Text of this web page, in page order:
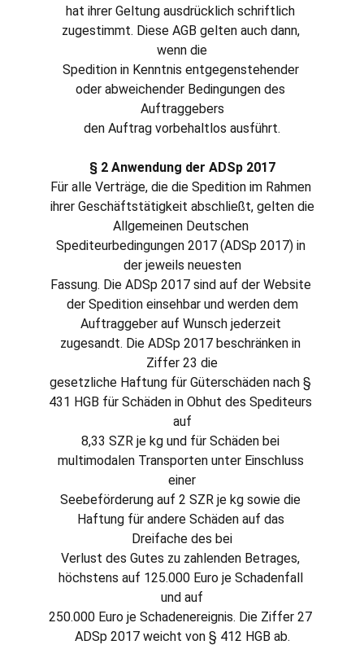
hat ihrer Geltung ausdrücklich schriftlich
zugestimmt. Diese AGB gelten auch dann,
wenn die
Spedition in Kenntnis entgegenstehender
oder abweichender Bedingungen des
Auftraggebers
den Auftrag vorbehaltlos ausführt.
§ 2 Anwendung der ADSp 2017
Für alle Verträge, die die Spedition im Rahmen
ihrer Geschäftstätigkeit abschließt, gelten die
Allgemeinen Deutschen
Spediteurbedingungen 2017 (ADSp 2017) in
der jeweils neuesten
Fassung. Die ADSp 2017 sind auf der Website
der Spedition einsehbar und werden dem
Auftraggeber auf Wunsch jederzeit
zugesandt. Die ADSp 2017 beschränken in
Ziffer 23 die
gesetzliche Haftung für Güterschäden nach §
431 HGB für Schäden in Obhut des Spediteurs
auf
8,33 SZR je kg und für Schäden bei
multimodalen Transporten unter Einschluss
einer
Seebeförderung auf 2 SZR je kg sowie die
Haftung für andere Schäden auf das
Dreifache des bei
Verlust des Gutes zu zahlenden Betrages,
höchstens auf 125.000 Euro je Schadenfall
und auf
250.000 Euro je Schadenereignis. Die Ziffer 27
ADSp 2017 weicht von § 412 HGB ab.